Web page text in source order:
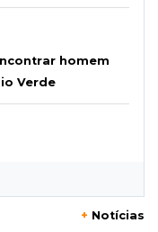
homem
Verde
+ Notícias